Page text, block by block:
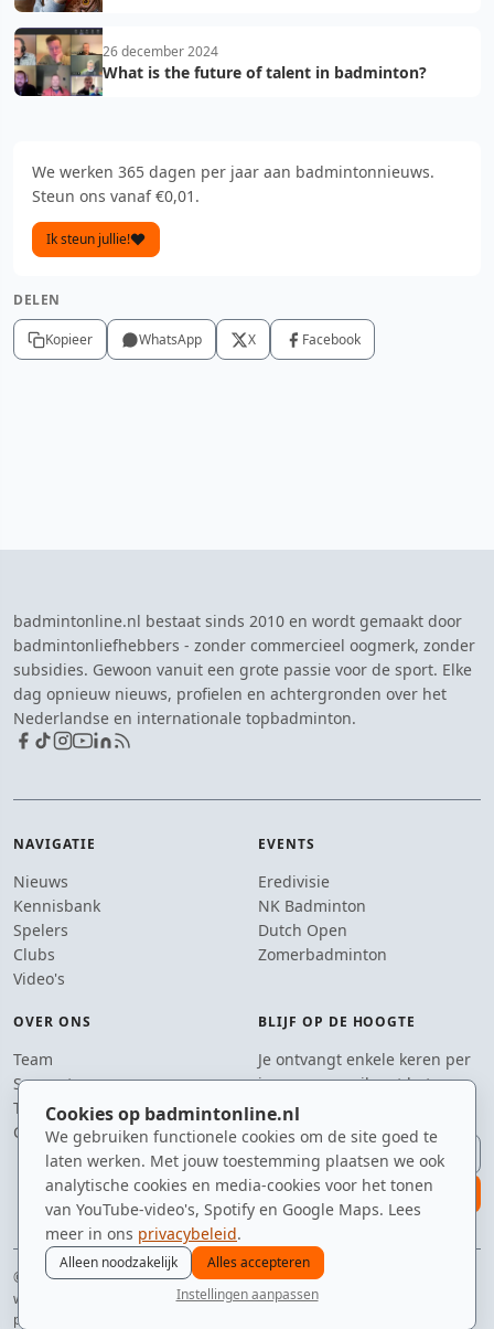
Cookies op badmintonline.nl
We gebruiken functionele cookies om de site goed te
laten werken. Met jouw toestemming plaatsen we ook
analytische cookies en media-cookies voor het tonen
van YouTube-video's, Spotify en Google Maps. Lees
meer in ons privacybeleid.
Alleen noodzakelijk
Alles accepteren
Instellingen aanpassen
26 december 2024
What is the future of talent in badminton?
We werken 365 dagen per jaar aan badmintonnieuws.
Steun ons vanaf €0,01.
Ik steun jullie!
DELEN
Kopieer WhatsApp X Facebook
badmintonline.nl bestaat sinds 2010 en wordt gemaakt door
badmintonliefhebbers - zonder commercieel oogmerk, zonder
subsidies. Gewoon vanuit een grote passie voor de sport. Elke
dag opnieuw nieuws, profielen en achtergronden over het
Nederlandse en internationale topbadminton.
NAVIGATIE
Nieuws
Kennisbank
Spelers
Clubs
Video's
EVENTS
Eredivisie
NK Badminton
Dutch Open
Zomerbadminton
OVER ONS
Team
Supporters
Tip de redactie
Contact
BLIJF OP DE HOOGTE
Je ontvangt enkele keren per
jaar een e-mail met het
laatste badmintonnieuws.
E-mailadres
aanmelden
© 2010–2026 badmintonline.nl · voor de spelers die altijd 'nog één potje'
willen
privacy
spelers ranglijst zomer